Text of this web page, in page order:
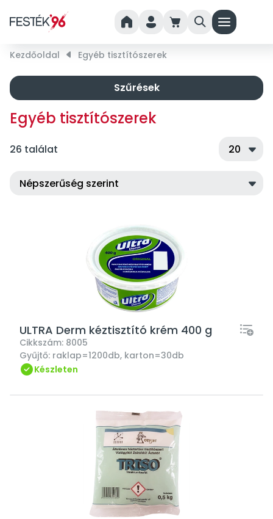
home person cart search menu
Kezdőoldal right_small Egyéb tisztítószerek
Egyéb tisztítószerek
26 találat
ULTRA Derm kéztisztító krém 400 g
Cikkszám: 8005
Gyűjtő: raklap=1200db, karton=30db
Készleten
Szűrések